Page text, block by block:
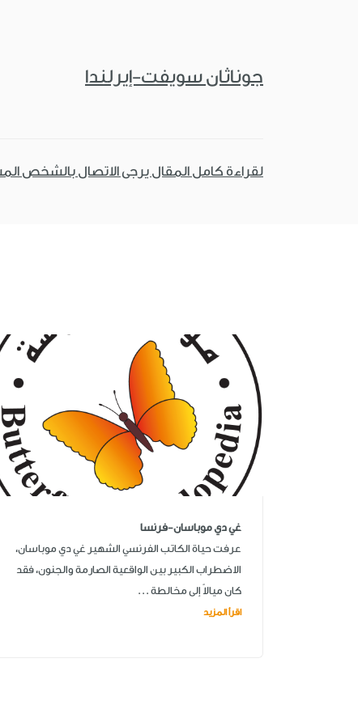
جوناثان سويفت-إيرلندا
لقراءة كامل المقال يرجى الاتصال بالشخص
غي دي موباسان-فرنسا
عرفت حياة الكاتب الفرنسي الشهير غي دي موباسان،
الاضطراب الكبير بين الواقعية الصارمة والجنون، فقد
كان ميالاً إلى مخالطة ...
اقرأ المزيد